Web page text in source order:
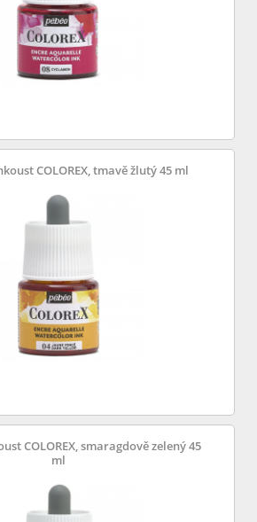
COLOREX, tmavě žlutý 45 ml
COLOREX, smaragdově zelený 45
ml